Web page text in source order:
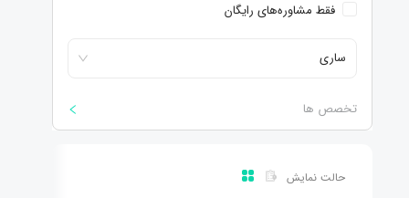
فقط مشاوره‌های رایگان
ساری
تخصص ها
حالت نمایش